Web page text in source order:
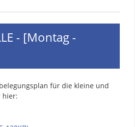
- [Montag -
für die kleine und
hier: